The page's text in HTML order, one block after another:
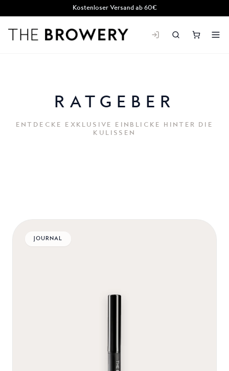
Kostenloser Versand ab 60€
THE BROWERY
RATGEBER
ENTDECKE EXKLUSIVE EINBLICKE HINTER DIE
KULISSEN
JOURNAL